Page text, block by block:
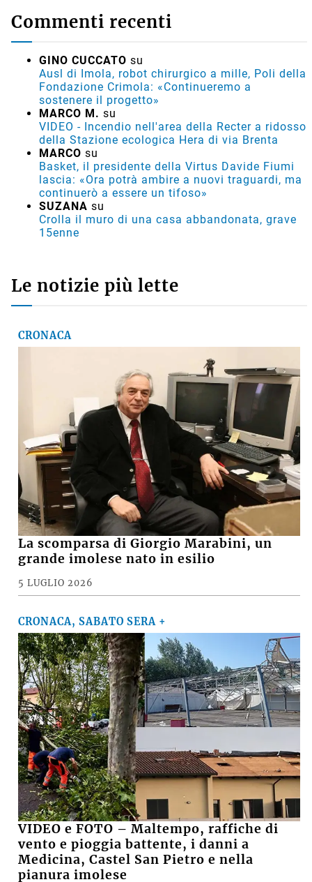
Commenti recenti
GINO CUCCATO su
Ausl di Imola, robot chirurgico a mille, Poli della
Fondazione Crimola: «Continueremo a
sostenere il progetto»
MARCO M. su
VIDEO - Incendio nell'area della Recter a ridosso
della Stazione ecologica Hera di via Brenta
MARCO su
Basket, il presidente della Virtus Davide Fiumi
lascia: «Ora potrà ambire a nuovi traguardi, ma
continuerò a essere un tifoso»
SUZANA su
Crolla il muro di una casa abbandonata, grave
15enne
Le notizie più lette
CRONACA
La scomparsa di Giorgio Marabini, un
grande imolese nato in esilio
5 LUGLIO 2026
CRONACA, SABATO SERA +
VIDEO e FOTO – Maltempo, raffiche di
vento e pioggia battente, i danni a
Medicina, Castel San Pietro e nella
pianura imolese